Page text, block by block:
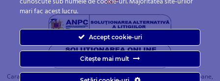
Caranda.ro este un magazin online cu baterii pentru automobile, camioane,
mari fac acest lucru.
Accept cookie-uri
Citește mai mult